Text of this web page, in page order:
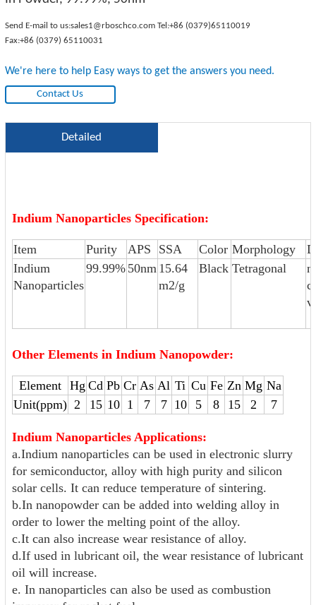
Send E-mail to us:sales1@rboschco.com Tel:+86 (0379)65110019
Fax:+86 (0379) 65110031
We're here to help Easy ways to get the answers you need.
Contact Us
Detailed
Indium Nanoparticles Specification:
Item Purity APS SSA Color Morphology
Indium
Nanoparticles
99.99% 50nm 15.64
m2/g
Black Tetragonal
Other Elements in Indium Nanopowder:
Element Hg Cd Pb Cr As Al Ti Cu Fe Zn Mg Na
Unit(ppm) 2 15 10 1 7 7 10 5 8 15 2 7
Indium Nanoparticles Applications:
a.Indium nanoparticles can be used in electronic slurry
for semiconductor, alloy with high purity and silicon
solar cells. It can reduce temperature of sintering.
b.In nanopowder can be added into welding alloy in
order to lower the melting point of the alloy.
c.It can also increase wear resistance of alloy.
d.If used in lubricant oil, the wear resistance of lubricant
oil will increase.
e. In nanoparticles can also be used as combustion